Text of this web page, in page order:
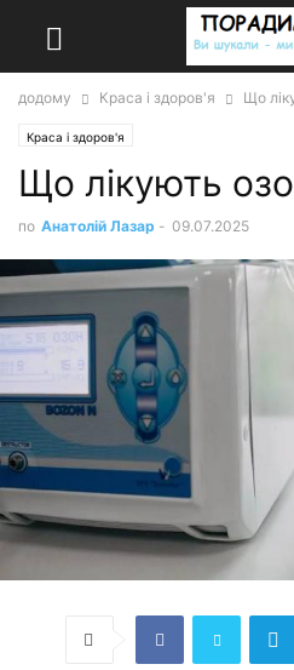
додому Краса і здоров'я Що
Краса і здоров'я
Що лікують
по Анатолій Лазар - 09.07.2025